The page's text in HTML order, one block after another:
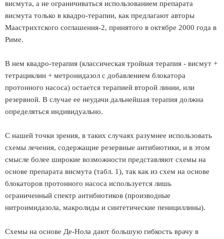
висмута, а не ограничиваться использованием препарата
висмута только в квадро-терапии, как предлагают авторы
Маастрихтского соглашения-2, принятого в октябре 2000 года в
Риме.
В нем квадро-терапия (классическая тройная терапия - висмут +
тетрациклин + метронидазол с добавлением блокатора
протонного насоса) остается терапией второй линии, или
резервной. В случае ее неудачи дальнейшая терапия должна
определяться индивидуально.
С нашей точки зрения, в таких случаях разумнее использовать
схемы лечения, содержащие резервные антибиотики, и в этом
смысле более широкие возможности представляют схемы на
основе препарата висмута (табл. 1), так как из схем на основе
блокаторов протонного насоса используется лишь
ограниченный спектр антибиотиков (производные
нитроимидазола, макролиды и синтетические пенициллины).
Схемы на основе Де-Нола дают большую гибкость врачу в